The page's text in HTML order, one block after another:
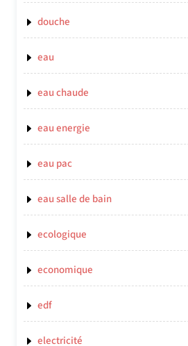
douche
eau
eau chaude
eau energie
eau pac
eau salle de bain
ecologique
economique
edf
electricité